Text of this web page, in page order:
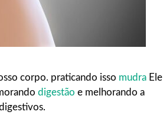
corpo. praticando isso mudra Ele
digestão e melhorando a